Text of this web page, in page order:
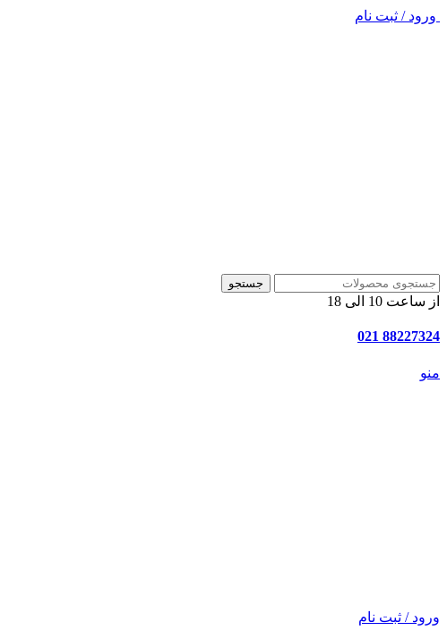
ورود / ثبت نام
جستجو
از ساعت 10 الی 18
88227324 021
منو
ورود / ثبت نام